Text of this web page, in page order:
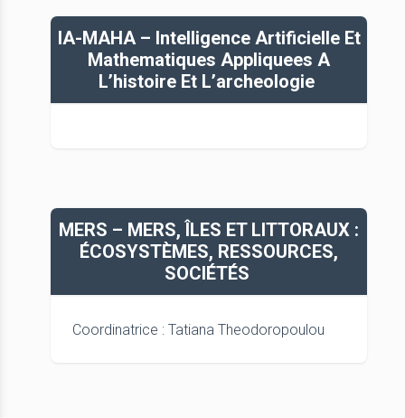
IA-MAHA – Intelligence Artificielle Et
Mathematiques Appliquees A
L’histoire Et L’archeologie
MERS – MERS, ÎLES ET LITTORAUX :
ÉCOSYSTÈMES, RESSOURCES,
SOCIÉTÉS
Coordinatrice : Tatiana Theodoropoulou